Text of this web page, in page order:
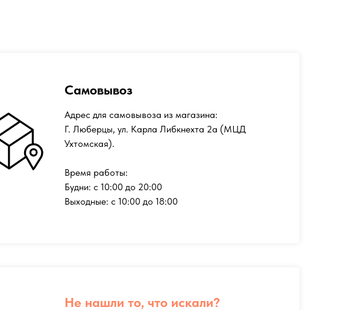
Самовывоз
Адрес для самовывоза из магазина:
Г. Люберцы, ул. Карла Либкнехта 2а (МЦД
Ухтомская).
Время работы:
Будни: с 10:00 до 20:00
Выходные: с 10:00 до 18:00
Не нашли то, что искали?